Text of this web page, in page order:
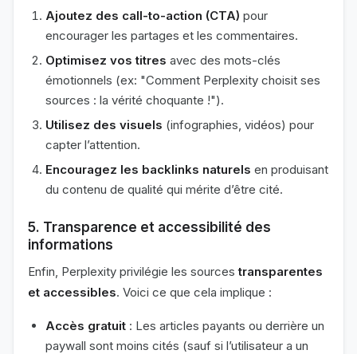
Ajoutez des call-to-action (CTA) pour
encourager les partages et les commentaires.
Optimisez vos titres avec des mots-clés
émotionnels (ex: "Comment Perplexity choisit ses
sources : la vérité choquante !").
Utilisez des visuels (infographies, vidéos) pour
capter l’attention.
Encouragez les backlinks naturels en produisant
du contenu de qualité qui mérite d’être cité.
5. Transparence et accessibilité des
informations
Enfin, Perplexity privilégie les sourcestransparentes
et accessibles. Voici ce que cela implique :
Accès gratuit : Les articles payants ou derrière un
paywall sont moins cités (sauf si l’utilisateur a un